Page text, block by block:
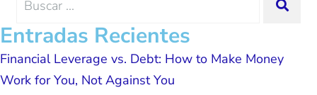
possible because of J Miller, and I am
Entradas Recientes
Financial Leverage vs. Debt: How to Make Money
Work for You, Not Against You